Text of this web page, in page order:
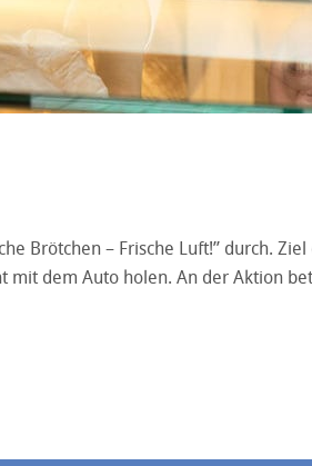
Brötchen – Frische Luft!” durch.
dem Auto holen. An der Aktion